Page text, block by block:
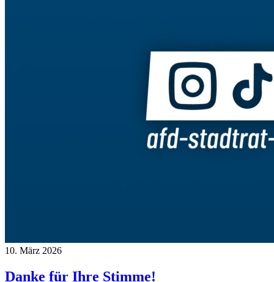
10. März 2026
Danke für Ihre Stimme!